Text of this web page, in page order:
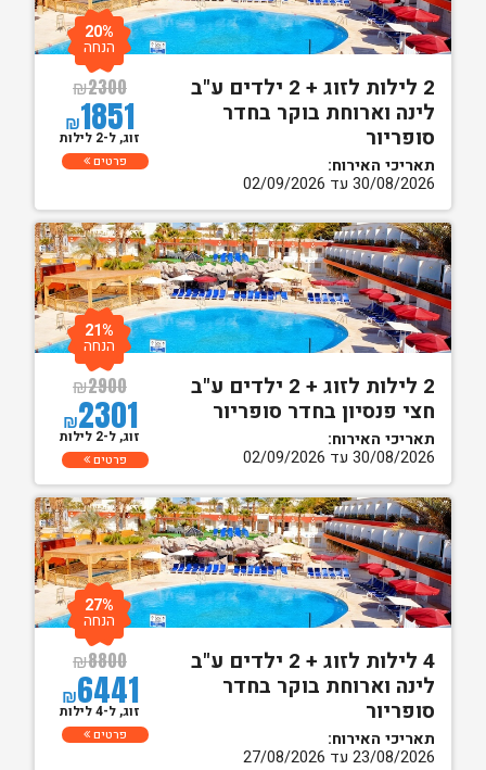
2 לילות לזוג + 2 ילדים ע"ב
לינה וארוחת בוקר בחדר
סופריור
תאריכי האירוח:
30/08/2026 עד 02/09/2026
₪2300
₪1851
20%
הנחה
זוג, ל-2 לילות
פרטים
2 לילות לזוג + 2 ילדים ע"ב
חצי פנסיון בחדר סופריור
תאריכי האירוח:
30/08/2026 עד 02/09/2026
₪2900
₪2301
21%
הנחה
זוג, ל-2 לילות
פרטים
4 לילות לזוג + 2 ילדים ע"ב
לינה וארוחת בוקר בחדר
סופריור
תאריכי האירוח:
23/08/2026 עד 27/08/2026
₪8800
₪6441
27%
הנחה
זוג, ל-4 לילות
פרטים